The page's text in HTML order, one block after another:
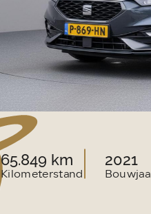
65.849 km
Kilometerstand
2021